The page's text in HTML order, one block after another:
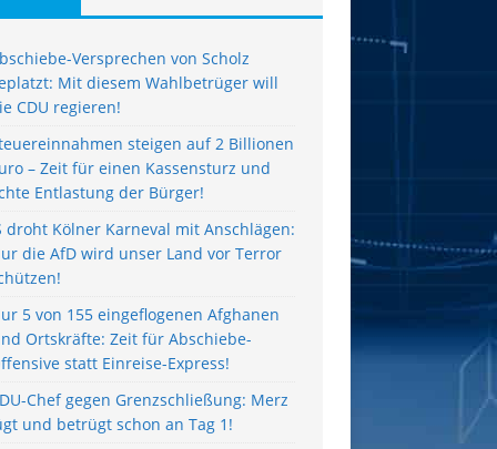
Versprechen von Scholz
Mit diesem Wahlbetrüger will
CDU regieren!
steigen auf 2 Billionen
– Zeit für einen Kassensturz und
Entlastung der Bürger!
droht Kölner Karneval mit Anschlägen:
die AfD wird unser Land vor Terror
5 von 155 eingeflogenen Afghanen
Ortskräfte: Zeit für Abschiebe-
statt Einreise-Express!
Chef gegen Grenzschließung: Merz
und betrügt schon an Tag 1!